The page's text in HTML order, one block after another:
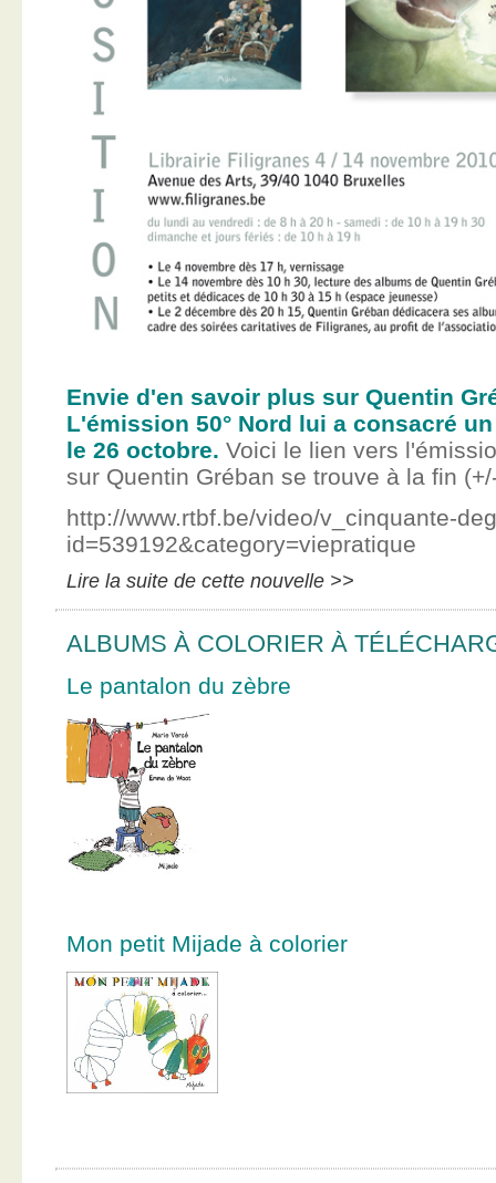
Envie d'en savoir plus sur Quentin
L'émission 50° Nord lui a consacré
le 26 octobre. Voici le lien vers
sur Quentin Gréban se trouve à la fin
http://www.rtbf.be/video/v_cinquante-
id=539192&category=viepratique
Lire la suite de cette nouvelle >>
ALBUMS À COLORIER À
Le pantalon du zèbre
Mon petit Mijade à colorier